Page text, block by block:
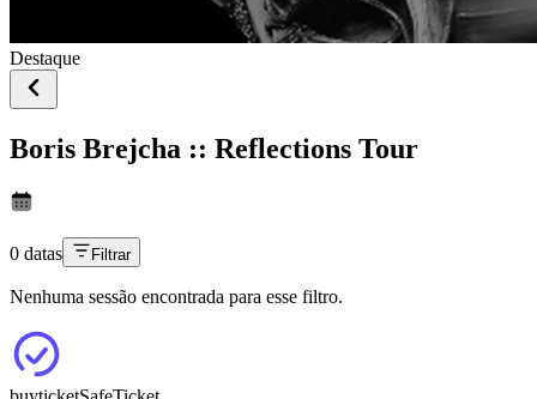
Destaque
Boris Brejcha :: Reflections Tour
0 datas Filtrar
Nenhuma sessão encontrada para esse filtro.